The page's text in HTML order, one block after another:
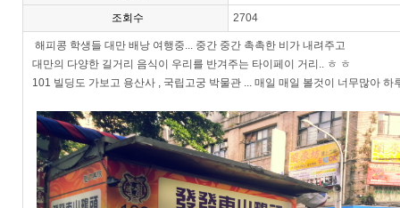
조회수 2704
해피콩 학생들 대만 배낭 여행중... 중간 중간 촉촉한 비가 내려주고
대만의 다양한 길거리 음식이 우리를 반겨주는 타이페이 거리.. ㅎ ㅎ
101 빌딩도 가보고 용산사 , 국립고궁 박물관 ... 매일 매일 볼것이 너무많아